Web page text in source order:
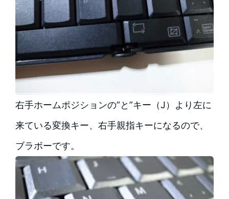
右手ホームポジションの”と”キー（J）より左に
来ている変換キー、右手親指キーになるので、
ブラボーです。